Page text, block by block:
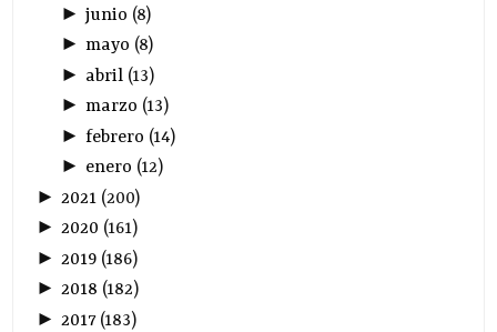
► junio (8)
► mayo (8)
► abril(13)
► marzo (13)
► febrero (14)
► enero (12)
► 2021 (200)
►2020 (161)
► 2019 (186)
►2018 (182)
► 2017(183)